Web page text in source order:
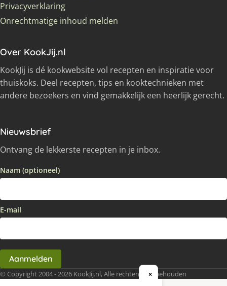
Privacyverklaring
Onrechtmatige inhoud melden
Over KookJij.nl
KookJij is dé kookwebsite vol recepten en inspiratie voor
thuiskoks. Deel recepten, tips en kooktechnieken met
andere bezoekers en vind gemakkelijk een heerlijk gerecht.
Nieuwsbrief
Ontvang de lekkerste recepten in je inbox.
Naam (optioneel)
E-mail
Aanmelden
© Copyright 2004 - 2026 KookJij.nl, Alle rechten voorbehouden
×